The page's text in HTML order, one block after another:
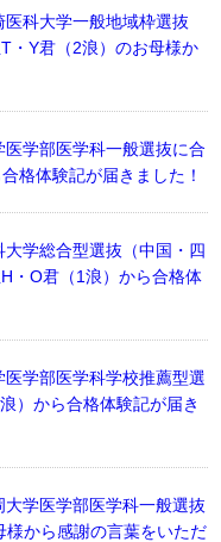
医科大学一般地域枠選抜
・Y君（2浪）のお母様か
医学部医学科一般選抜に合
格体験記が届きました！
大学総合型選抜（中国・四
・O君（1浪）から合格体
医学部医学科学校推薦型選
）から合格体験記が届き
大学医学部医学科一般選抜
様から感謝の言葉をいただ